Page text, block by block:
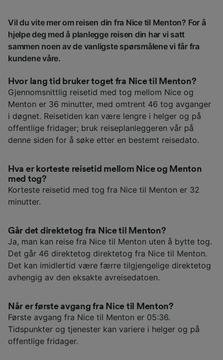
Vil du vite mer om reisen din fra Nice til Menton? For å
hjelpe deg med å planlegge reisen din har vi satt
sammen noen av de vanligste spørsmålene vi får fra
kundene våre.
Hvor lang tid bruker toget fra Nice til Menton?
Gjennomsnittlig reisetid med tog mellom Nice og
Menton er 36 minutter, med omtrent 46 tog avganger
i døgnet. Reisetiden kan være lengre i helger og på
offentlige fridager; bruk reiseplanleggeren vår på
denne siden for å søke etter en bestemt reisedato.
Hva er korteste reisetid mellom Nice og Menton
med tog?
Korteste reisetid med tog fra Nice til Menton er 32
minutter.
Går det direktetog fra Nice til Menton?
Ja, man kan reise fra Nice til Menton uten å bytte tog.
Det går 46 direktetog direktetog fra Nice til Menton.
Det kan imidlertid være færre tilgjengelige direktetog
avhengig av den eksakte avreisedatoen.
Når er første avgang fra Nice til Menton?
Første avgang fra Nice til Menton er 05:36.
Tidspunkter og tjenester kan variere i helger og på
offentlige fridager.